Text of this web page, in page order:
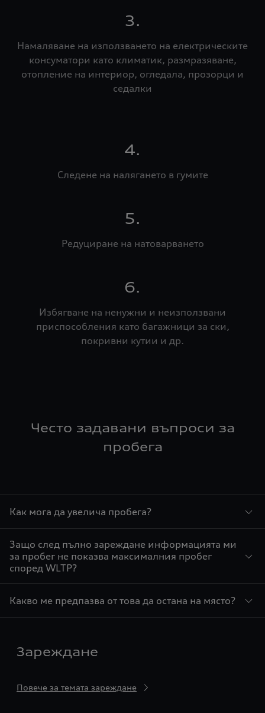
3.
Намаляване на използването на електрическите
консуматори като климатик, размразяване,
отопление на интериор, огледала, прозорци и
седалки
4.
Следене на налягането в гумите
5.
Редуциране на натоварването
6.
Избягване на ненужни и неизползвани
приспособления като багажници за ски,
покривни кутии и др.
Често задавани въпроси за
пробега
Как мога да увелича пробега?
Защо след пълно зареждане информацията ми
за пробег не показва максималния пробег
според WLTP?
Какво ме предпазва от това да остана на място?
Зареждане
Повече за темата зареждане